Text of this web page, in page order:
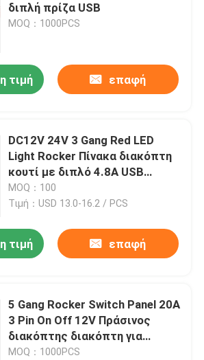
διπλή πρίζα USB
MOQ：1000PCS
τιμή επαφή
DC12V 24V 3 Gang Red LED
Light Rocker Πίνακα διακόπτη
κουτί με διπλό 4.8A USB
φορτιστή Voltmeter Για
αυτοκίνητα Ναυτικά φορτηγά
MOQ：100
Τιμή：USD 13.0-16.2 / PCS
τιμή επαφή
5 Gang Rocker Switch Panel 20A
3 Pin On Off 12V Πράσινος
διακόπτης διακόπτη για
αυτοκίνητα φορτηγά πλοία
MOQ：1000PCS